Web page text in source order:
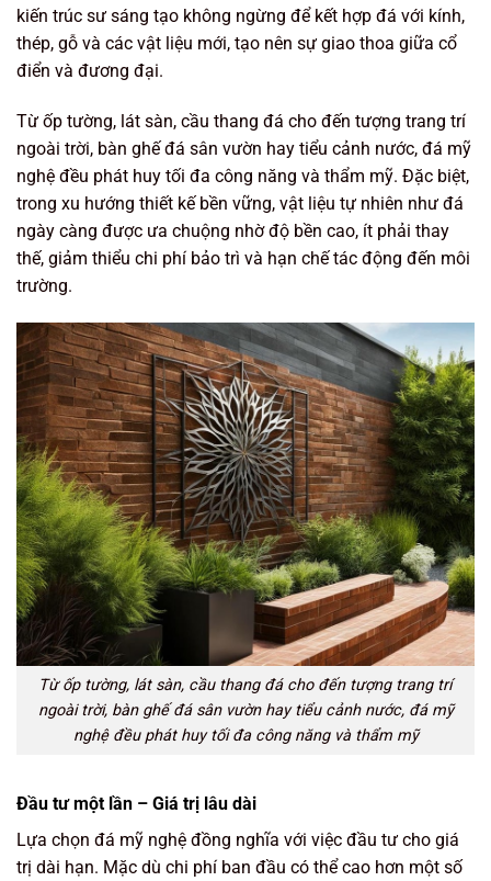
kiến trúc sư sáng tạo không ngừng để kết hợp đá với kính,
thép, gỗ và các vật liệu mới, tạo nên sự giao thoa giữa cổ
điển và đương đại.
Từ ốp tường, lát sàn, cầu thang đá cho đến tượng trang trí
ngoài trời, bàn ghế đá sân vườn hay tiểu cảnh nước, đá mỹ
nghệ đều phát huy tối đa công năng và thẩm mỹ. Đặc biệt,
trong xu hướng thiết kế bền vững, vật liệu tự nhiên như đá
ngày càng được ưa chuộng nhờ độ bền cao, ít phải thay
thế, giảm thiểu chi phí bảo trì và hạn chế tác động đến môi
trường.
Từ ốp tường, lát sàn, cầu thang đá cho đến tượng trang trí
ngoài trời, bàn ghế đá sân vườn hay tiểu cảnh nước, đá mỹ
nghệ đều phát huy tối đa công năng và thẩm mỹ
Đầu tư một lần – Giá trị lâu dài
Lựa chọn đá mỹ nghệ đồng nghĩa với việc đầu tư cho giá
trị dài hạn. Mặc dù chi phí ban đầu có thể cao hơn một số